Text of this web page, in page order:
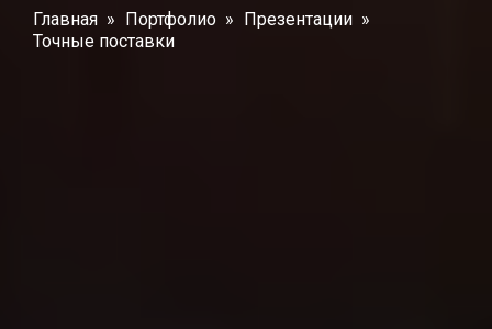
Главная Портфолио
Презентации
Точные поставки